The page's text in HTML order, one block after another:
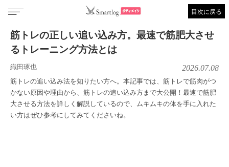
目次に戻る
筋トレの正しい追い込み方。最速で筋肥大させ
るトレーニング方法とは
織田琢也 2026.07.08
筋トレの追い込み法を知りたい方へ。本記事では、筋トレで筋肉がつ
かない原因や理由から、筋トレの追い込み方まで大公開！最速で筋肥
大させる方法を詳しく解説しているので、ムキムキの体を手に入れた
い方はぜひ参考にしてみてくださいね。